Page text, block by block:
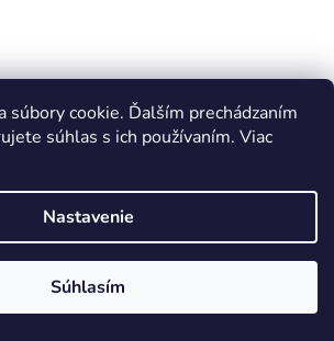
súbory cookie. Ďalším prechádzaním
súhlas s ich používaním. Viac
Nastavenie
Súhlasím